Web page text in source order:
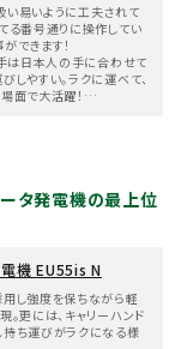
易いように工夫されて
る番号通りに操作してい
できます！
は日本人の手に合わせて
しやすい。ラクに運べて、
面で大活躍！
タ発電機の最上位
電機 EU55is N
し強度を保ちながら軽
。更には、キャリーハンド
ち運びがラクになる様